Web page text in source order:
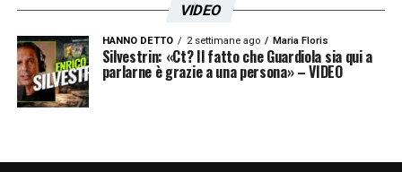
VIDEO
HANNO DETTO 2 settimane ago Maria Floris
Silvestrin: «Ct? Il fatto che Guardiola sia qui a
parlarne è grazie a una persona» – VIDEO